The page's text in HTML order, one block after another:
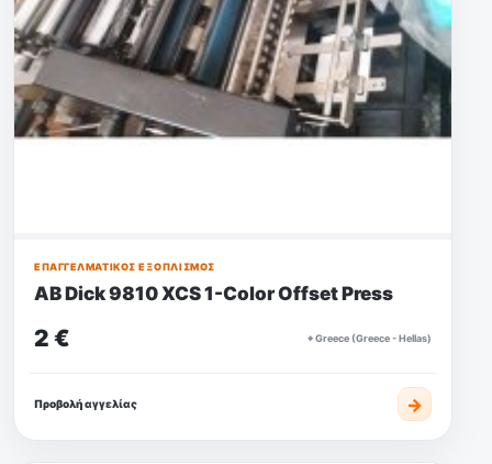
ΕΠΑΓΓΕΛΜΑΤΙΚΌΣ ΕΞΟΠΛΙΣΜΌΣ
AB Dick 9810 XCS 1-Color Offset Press
2 € ⌖ Greece (Greece - Hellas)
Προβολή αγγελίας →